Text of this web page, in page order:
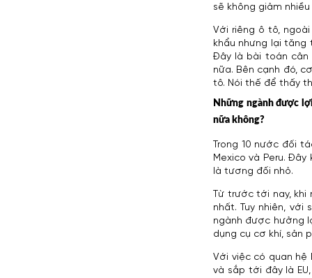
sẽ không giảm nhiều
Với riêng ô tô,
khẩu nhưng lại
Đây là bài toán cân
nữa. Bên cạnh đó,
tô. Nói thế để thấy
Những ngành được
nữa không?
Trong 10 nước đối
Mexico và Peru.
là tương đối nhỏ.
Từ trước tới nay,
nhất. Tuy nhiên,
ngành được hưởng
dụng cụ cơ khí, sản
Với việc có quan hệ
và sắp tới đây là